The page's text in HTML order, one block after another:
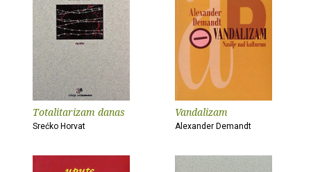
Totalitarizam danas
Srećko Horvat
Vandalizam
Alexander Demandt